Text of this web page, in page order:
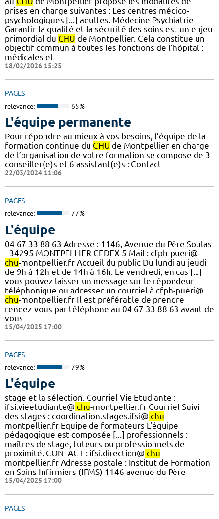
prises en charge suivantes : Les centres médico-
psychologiques [...] adultes. Médecine Psychiatrie
Garantir la qualité et la sécurité des soins est un enjeu
primordial du CHU de Montpellier. Cela constitue un
objectif commun à toutes les fonctions de l’hôpital :
médicales et
18/02/2026 15:25
PAGES
relevance: 65%
L'équipe permanente
Pour répondre au mieux à vos besoins, l’équipe de la
formation continue du CHU de Montpellier en charge
de l’organisation de votre formation se compose de 3
conseiller(e)s et 6 assistant(e)s : Contact
22/03/2024 11:06
PAGES
relevance: 77%
L'équipe
04 67 33 88 63 Adresse : 1146, Avenue du Père Soulas
- 34295 MONTPELLIER CEDEX 5 Mail : cfph-pueri@
chu-montpellier.fr Accueil du public Du lundi au jeudi
de 9h à 12h et de 14h à 16h. Le vendredi, en cas [...]
vous pouvez laisser un message sur le répondeur
téléphonique ou adresser un courriel à cfph-pueri@
chu-montpellier.fr Il est préférable de prendre
rendez-vous par téléphone au 04 67 33 88 63 avant de
vous
15/04/2025 17:00
PAGES
relevance: 79%
L'équipe
stage et la sélection. Courriel Vie Etudiante :
ifsi.vieetudiante@ chu-montpellier.fr Courriel Suivi
des stages : coordination.stages.ifsi@ chu-
montpellier.fr Equipe de formateurs L'équipe
pédagogique est composée [...] professionnels :
maîtres de stage, tuteurs ou professionnels de
proximité. CONTACT : ifsi.direction@ chu-
montpellier.fr Adresse postale : Institut de Formation
en Soins Infirmiers (IFMS) 1146 avenue du Père
15/04/2025 17:00
PAGES